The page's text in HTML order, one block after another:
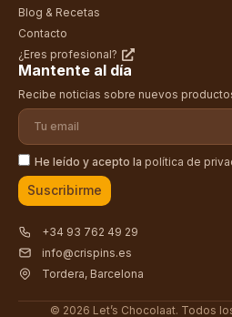
Blog & Recetas
Contacto
¿Eres profesional?
Mantente al día
Recibe noticias sobre nuevos
He leído y acepto la política de
Suscribirme
+34 93 762 49 29
info@crispins.es
Tordera, Barcelona
© 2026 Let’s Chocolaat. Todos